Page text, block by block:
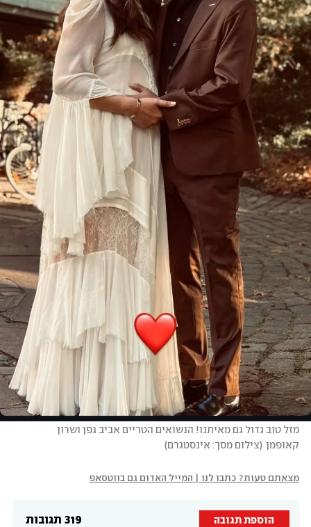
קאופמן (צילום מסך: אינסטגרם )
מצאתם טעות? כתבו לנו | המייל האדום גם בווטסאפ
319 תגובות הוספת תגובה